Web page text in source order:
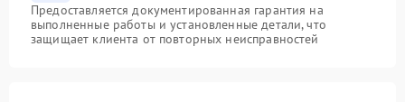
Предоставляется документированная гарантия на
выполненные работы и установленные детали, что
защищает клиента от повторных неисправностей